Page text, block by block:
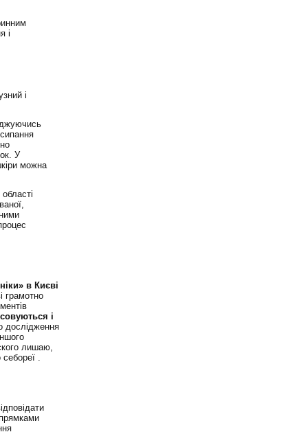
і
і
У
можна
в Києві
грамотно
і
дослідження
лишаю,
.